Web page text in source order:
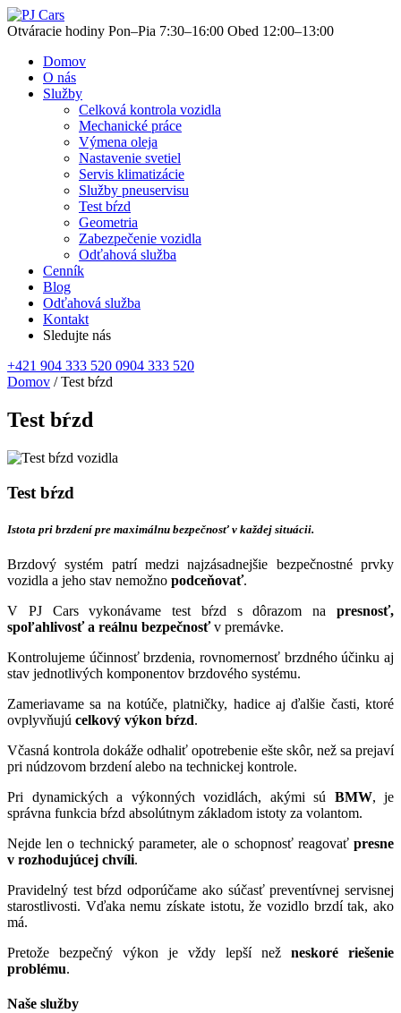
Otváracie hodiny Pon–Pia 7:30–16:00 Obed 12:00–13:00
Domov
O nás
Služby
Celková kontrola vozidla
Mechanické práce
Výmena oleja
Nastavenie svetiel
Servis klimatizácie
Služby pneuservisu
Test bŕzd
Geometria
Zabezpečenie vozidla
Odťahová služba
Cenník
Blog
Odťahová služba
Kontakt
Sledujte nás
+421 904 333 520 0904 333 520
Domov / Test bŕzd
Test bŕzd
Test bŕzd
Istota pri brzdení pre maximálnu bezpečnosť v každej situácii.
Brzdový systém patrí medzi najzásadnejšie bezpečnostné prvky
vozidla a jeho stav nemožno podceňovať.
V PJ Cars vykonávame test bŕzd s dôrazom na presnosť,
spoľahlivosť a reálnu bezpečnosťv premávke.
Kontrolujeme účinnosť brzdenia, rovnomernosť brzdného účinku aj
stav jednotlivých komponentov brzdového systému.
Zameriavame sa na kotúče, platničky, hadice aj ďalšie časti, ktoré
ovplyvňujú celkový výkon bŕzd.
Včasná kontrola dokáže odhaliť opotrebenie ešte skôr, než sa prejaví
pri núdzovom brzdení alebo na technickej kontrole.
Pri dynamických a výkonných vozidlách, akými sú BMW, je
správna funkcia bŕzd absolútnym základom istoty za volantom.
Nejde len o technický parameter, ale o schopnosť reagovať presne
v rozhodujúcej chvíli.
Pravidelný test bŕzd odporúčame ako súčasť preventívnej servisnej
starostlivosti. Vďaka nemu získate istotu, že vozidlo brzdí tak, ako
má.
Pretože bezpečný výkon je vždy lepší než neskoré riešenie
problému.
Naše služby